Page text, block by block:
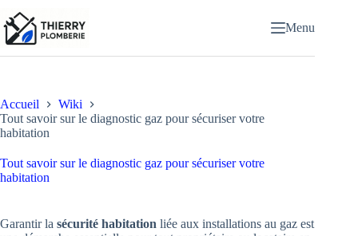
au
contenu
Menu
Accueil
Wiki
Tout savoir sur le diagnostic gaz pour sécuriser votre
habitation
Tout savoir sur le diagnostic gaz pour sécuriser votre
habitation
Garantir la sécurité habitation liée aux installations au gaz est